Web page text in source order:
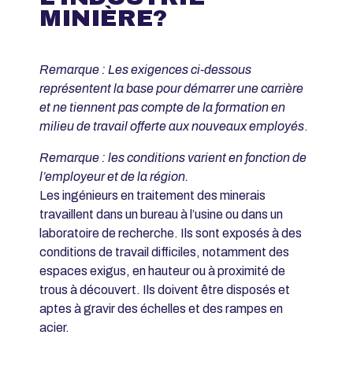
MINIÈRE?
Remarque : Les exigences ci-dessous
représentent la base pour démarrer une carrière
et ne tiennent pas compte de la formation en
milieu de travail offerte aux nouveaux employés.
Remarque : les conditions varient en fonction de
l’employeur et de la région.
Les ingénieurs en traitement des minerais
travaillent dans un bureau à l’usine ou dans un
laboratoire de recherche. Ils sont exposés à des
conditions de travail difficiles, notamment des
espaces exigus, en hauteur ou à proximité de
trous à découvert. Ils doivent être disposés et
aptes à gravir des échelles et des rampes en
acier.